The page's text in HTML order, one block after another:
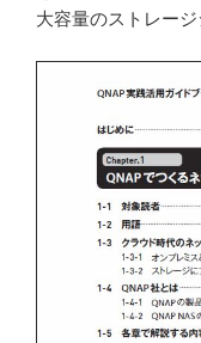
大容量のストレージ